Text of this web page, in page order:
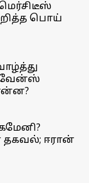
பொய்
தகவல்; ஈரான்